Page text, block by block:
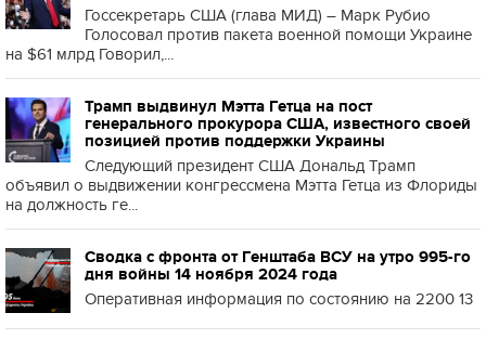
Госсекретарь США (глава МИД) – Марк Рубио
Голосовал против пакета военной помощи Украине
на $61 млрд Говорил,...
Трамп выдвинул Мэтта Гетца на пост
генерального прокурора США, известного своей
позицией против поддержки Украины
Следующий президент США Дональд Трамп
объявил о выдвижении конгрессмена Мэтта Гетца из Флориды
на должность ге...
Сводка с фронта от Генштаба ВСУ на утро 995-го
дня войны 14 ноября 2024 года
Оперативная информация по состоянию на 2200 13